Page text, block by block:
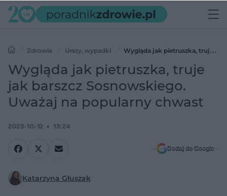
Zdrowie Urazy, wypadki
Wygląda jak pietruszka, truje jak
barszcz Sosnowskiego. Uważaj na popularny chwast
Wygląda jak pietruszka, truje
jak barszcz Sosnowskiego.
Uważaj na popularny chwast
2023-10-12 13:24
Dodaj do Google
Katarzyna Głuszak